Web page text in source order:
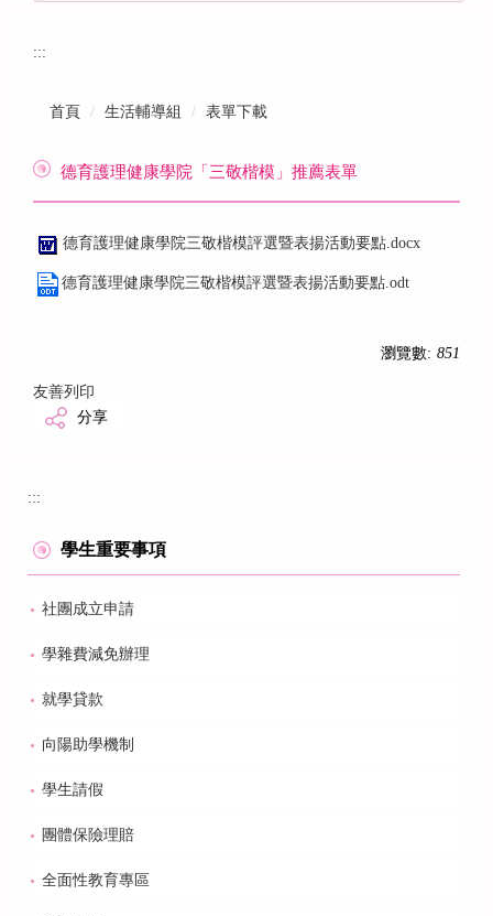
:::
首頁 生活輔導組 表單下載
德育護理健康學院「三敬楷模」推薦表單
德育護理健康學院三敬楷模評選暨表揚活動要點.docx
德育護理健康學院三敬楷模評選暨表揚活動要點.odt
瀏覽數: 851
友善列印
分享
:::
學生重要事項
社團成立申請
學雜費減免辦理
就學貸款
向陽助學機制
學生請假
團體保險理賠
全面性教育專區